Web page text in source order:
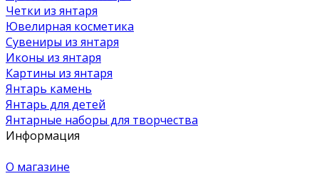
Четки из янтаря
Ювелирная косметика
Сувениры из янтаря
Иконы из янтаря
Картины из янтаря
Янтарь камень
Янтарь для детей
Янтарные наборы для творчества
Информация
О магазине